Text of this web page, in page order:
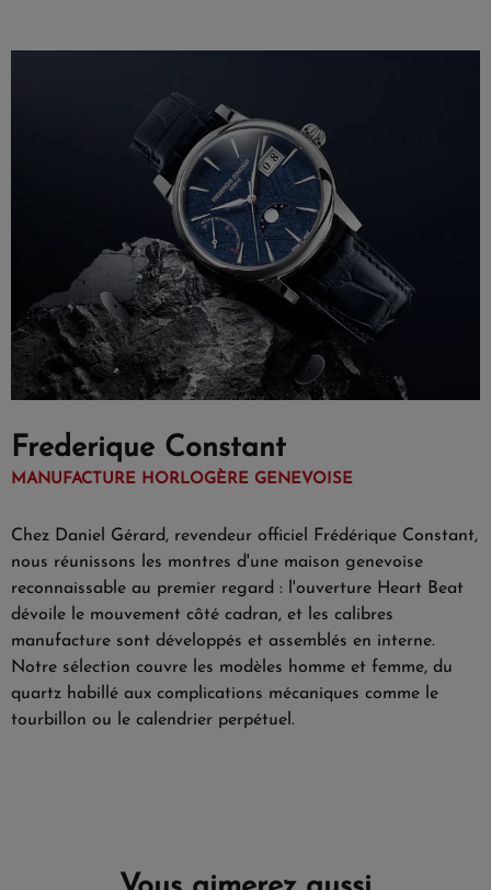
Frederique Constant
MANUFACTURE HORLOGÈRE GENEVOISE
Chez Daniel Gérard, revendeur officiel Frédérique Constant,
nous réunissons les montres d'une maison genevoise
reconnaissable au premier regard : l'ouverture Heart Beat
dévoile le mouvement côté cadran, et les calibres
manufacture sont développés et assemblés en interne.
Notre sélection couvre les modèles homme et femme, du
quartz habillé aux complications mécaniques comme le
tourbillon ou le calendrier perpétuel.